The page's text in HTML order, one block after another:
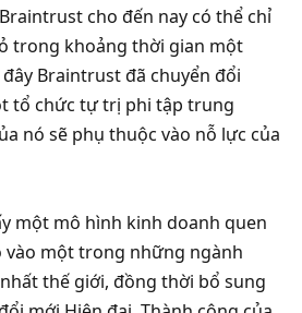
cho đến nay có thể chỉ
trong khoảng thời gian một
Braintrust đã chuyển đổi
tổ chức tự trị phi tập trung
nó sẽ phụ thuộc vào nỗ lực của
một mô hình kinh doanh quen
vào một trong những ngành
thế giới, đồng thời bổ sung